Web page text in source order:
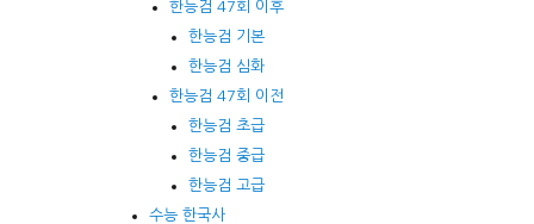
한능검 47회 이후
한능검 기본
한능검 심화
한능검 47회 이전
한능검 초급
한능검 중급
한능검 고급
수능 한국사